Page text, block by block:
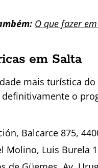
O que fazer
em Salta
mais turística
definitivamente o
Balcarce 875,
Molino, Luis Burela